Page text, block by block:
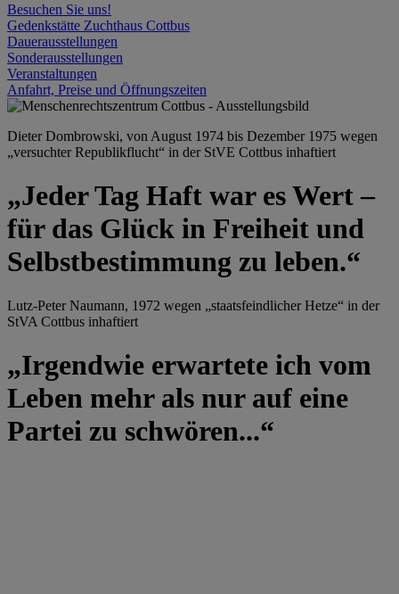
Besuchen Sie uns!
Gedenkstätte Zuchthaus Cottbus
Dauerausstellungen
Sonderausstellungen
Veranstaltungen
Anfahrt, Preise und Öffnungszeiten
Dieter Dombrowski, von August 1974 bis Dezember 1975 wegen
„versuchter Republikflucht“ in der StVE Cottbus inhaftiert
„Jeder Tag Haft war es Wert –
für das Glück in Freiheit und
Selbstbestimmung zu leben.“
Lutz-Peter Naumann, 1972 wegen „staatsfeindlicher Hetze“ in der
StVA Cottbus inhaftiert
„Irgendwie erwartete ich vom
Leben mehr als nur auf eine
Partei zu schwören...“